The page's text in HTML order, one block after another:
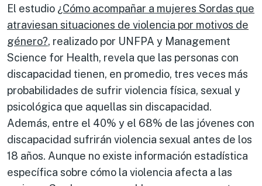
El estudio ¿Cómo acompañar a mujeres Sordas que
atraviesan situaciones de violencia por motivos de
género?, realizado por UNFPA y Management
Science for Health, revela que las personas con
discapacidad tienen, en promedio, tres veces más
probabilidades de sufrir violencia física, sexual y
psicológica que aquellas sin discapacidad.
Además, entre el 40% y el 68% de las jóvenes con
discapacidad sufrirán violencia sexual antes de los
18 años. Aunque no existe información estadística
específica sobre cómo la violencia afecta a las